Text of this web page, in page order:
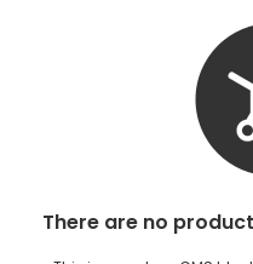
NORMAL BLOOD / HEART
IMMUNE SYSTEM
There are no